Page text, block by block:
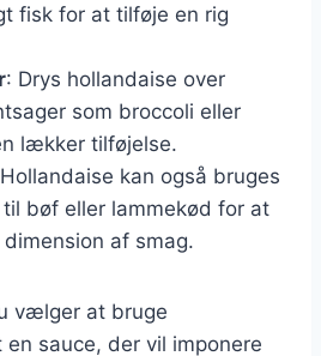
fisk for at tilføje en rig
: Drys hollandaise over
som broccoli eller
lækker tilføjelse.
kan også bruges
bøf eller lammekød for at
af smag.
vælger at bruge
sauce, der vil imponere